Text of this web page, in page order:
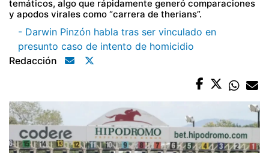
temáticos, algo que rápidamente generó comparaciones
y apodos virales como “carrera de therians”.
- Darwin Pinzón habla tras ser vinculado en
presunto caso de intento de homicidio
Redacción